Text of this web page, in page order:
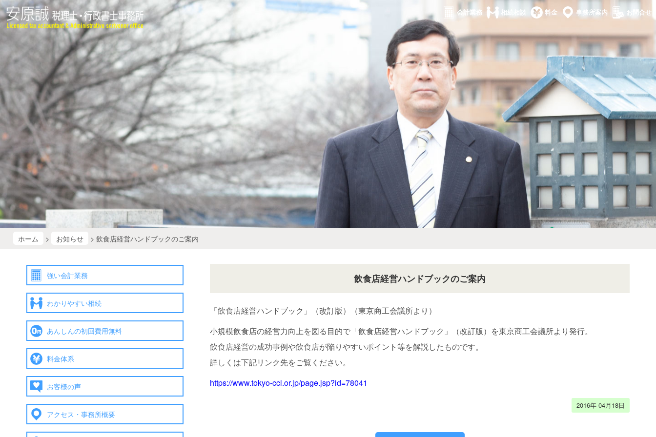
会計業務 相続相談 料金 事務所案内 お問合せ
ホーム > お知らせ > 飲食店経営ハンドブックのご案内
飲食店経営ハンドブックのご案内
「飲食店経営ハンドブック」（改訂版）（東京商工会議所より）
小規模飲食店の経営力向上を図る目的で「飲食店経営ハンドブック」（改訂版）を東京商工会議所より発行。
飲食店経営の成功事例や飲食店が陥りやすいポイント等を解説したものです。
詳しくは下記リンク先をご覧ください。
https://www.tokyo-cci.or.jp/page.jsp?id=78041
2016年 04月18日
強い会計業務
わかりやすい相続
あんしんの初回費用無料
料金体系
お客様の声
アクセス・事務所概要